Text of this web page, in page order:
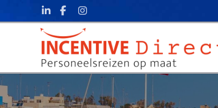
Skip to content